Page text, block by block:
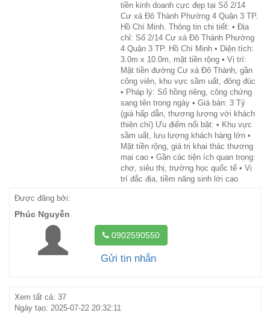
tiền kinh doanh cực đẹp tại Số 2/14
Cư xá Đô Thành Phường 4 Quận 3 TP.
Hồ Chí Minh. Thông tin chi tiết: • Địa
chỉ: Số 2/14 Cư xá Đô Thành Phường
4 Quận 3 TP. Hồ Chí Minh • Diện tích:
3.0m x 10.0m, mặt tiền rộng • Vị trí:
Mặt tiền đường Cư xá Đô Thành, gần
công viên, khu vực sầm uất, đông đúc
• Pháp lý: Sổ hồng riêng, công chứng
sang tên trong ngày • Giá bán: 3 Tỷ
(giá hấp dẫn, thương lượng với khách
thiện chí) Ưu điểm nổi bật: • Khu vực
sầm uất, lưu lượng khách hàng lớn •
Mặt tiền rộng, giá trị khai thác thương
mại cao • Gần các tiện ích quan trọng:
chợ, siêu thị, trường học quốc tế • Vị
trí đắc địa, tiềm năng sinh lời cao
Được đăng bởi:
Phúc Nguyễn
0902590550
Gửi tin nhắn
Xem tất cả: 37
Ngày tạo: 2025-07-22 20:32:11